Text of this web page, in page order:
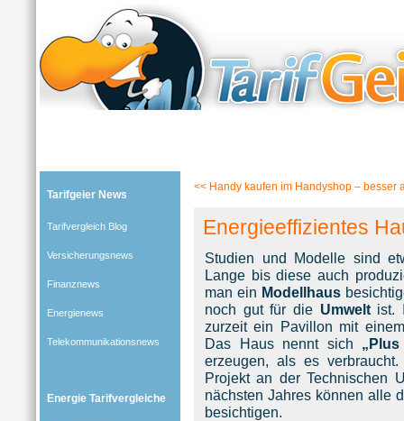
Tarifgeier News
Tarifvergleich Blog
Versicherungsnews
Finanznews
Energienews
Telekommunikationsnews
Energie Tarifvergleiche
<< Handy kaufen im Handyshop – besser
Energieeffizientes
Studien und Modelle sind
Lange bis diese auch
man ein Modellhaus
noch gut für die Umweltist.
zurzeit ein Pavillon mit
Das Haus nennt sich
erzeugen, als es
Projekt an der Technischen
nächsten Jahres können alle
besichtigen.